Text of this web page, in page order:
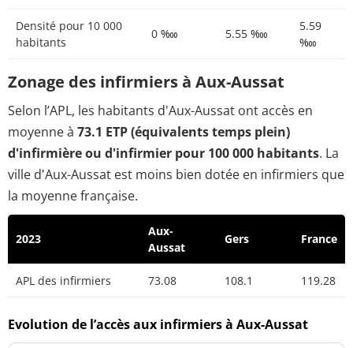
Densité pour 10 000
habitants
0 ‱ 5.55 ‱
5.59
‱
Zonage des infirmiers à Aux-Aussat
Selon l’APL, les habitants d'Aux-Aussat ont accès en
moyenne à 73.1 ETP (équivalents temps plein)
d'infirmière ou d'infirmier pour 100 000 habitants. La
ville d'Aux-Aussat est moins bien dotée en infirmiers que
la moyenne française.
2023
Aux-
Aussat
Gers France
APL des infirmiers 73.08 108.1 119.28
Evolution de l’accès aux infirmiers à Aux-Aussat